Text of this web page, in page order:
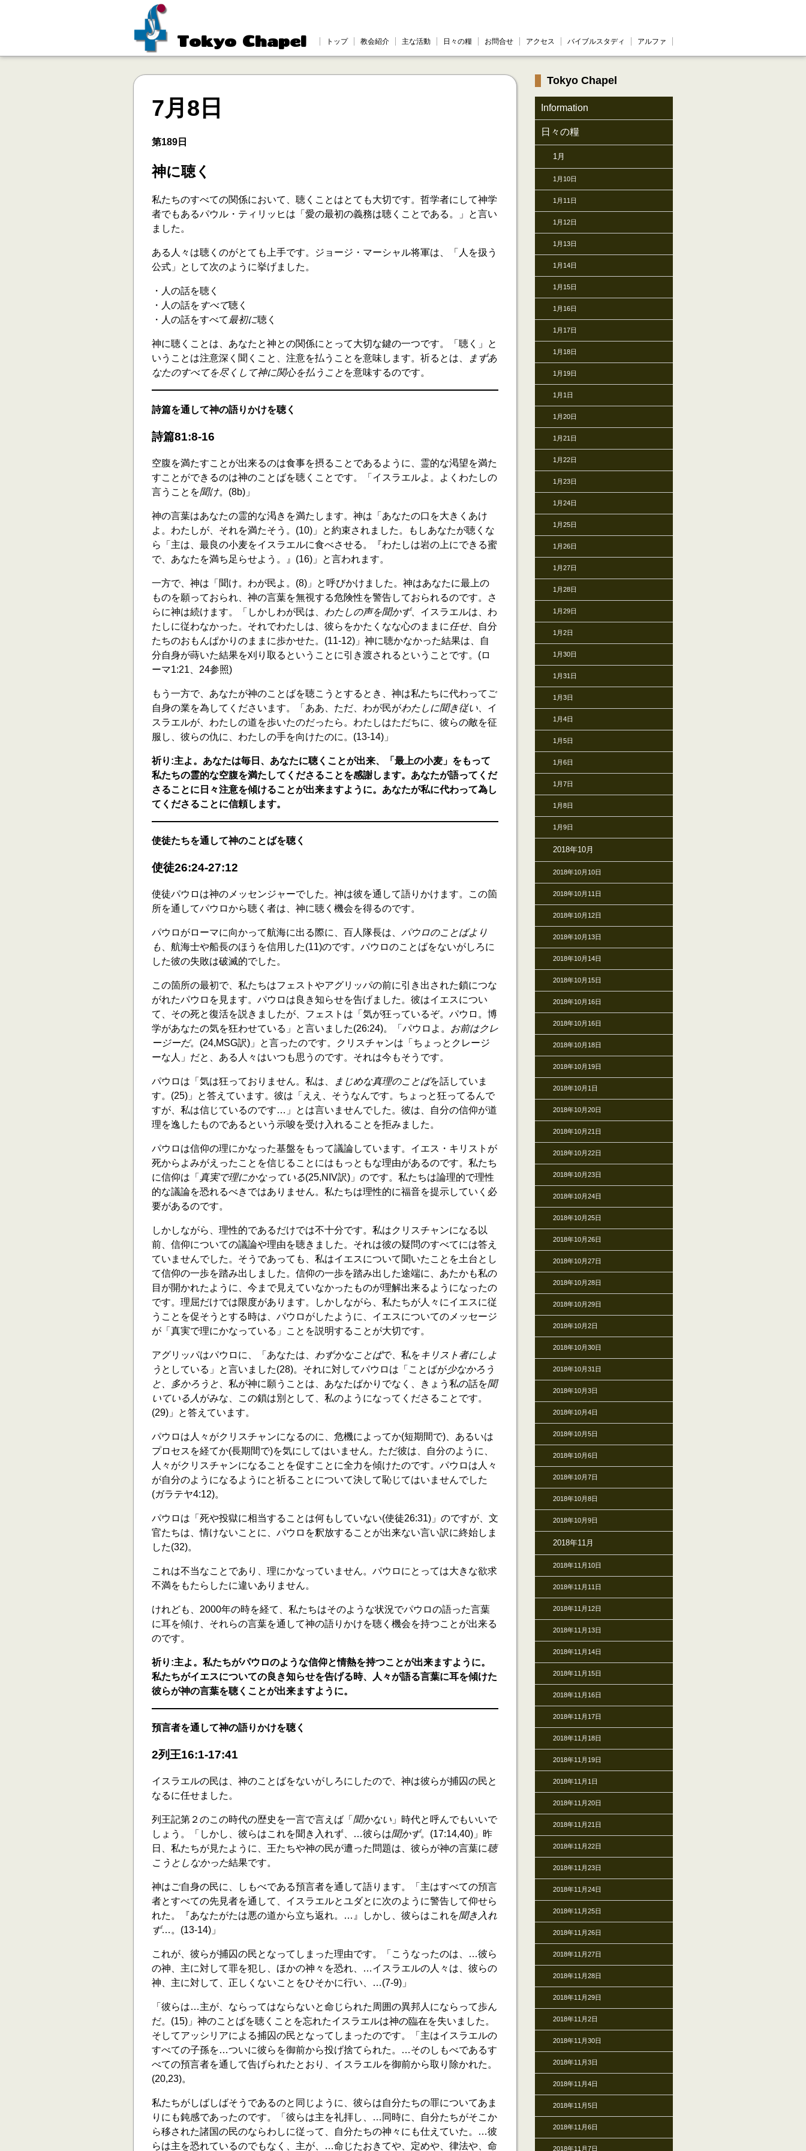
Tokyo Chapel トップ 教会紹介 主な活動 日々の糧 お問合せ アクセス バイブルスタディ アルファ
7月8日
第189日
神に聴く
私たちのすべての関係において、聴くことはとても大切です。哲学者にして神学
者でもあるパウル・ティリッヒは「愛の最初の義務は聴くことである。」と言い
ました。
ある人々は聴くのがとても上手です。ジョージ・マーシャル将軍は、「人を扱う
公式」として次のように挙げました。
・人の話を聴く
・人の話をすべて聴く
・人の話をすべて最初に聴く
神に聴くことは、あなたと神との関係にとって大切な鍵の一つです。「聴く」と
いうことは注意深く聞くこと、注意を払うことを意味します。祈るとは、
まずあ
なたのすべてを尽くして神に関心を払うことを意味するのです。
詩篇を通して神の語りかけを聴く
詩篇81:8-16
空腹を満たすことが出来るのは食事を摂ることであるように、霊的な渇望を満た
すことができるのは神のことばを聴くことです。「イスラエルよ。よくわたしの
言うことを聞け。(8b)」
神の言葉はあなたの霊的な渇きを満たします。神は「あなたの口を大きくあけ
よ。わたしが、それを満たそう。(10)」と約束されました。もしあなたが聴くな
ら「主は、最良の小麦をイスラエルに食べさせる。『わたしは岩の上にできる蜜
で、あなたを満ち足らせよう。』(16)」と言われます。
一方で、神は「聞け。わが民よ。(8)」と呼びかけました。神はあなたに最上の
ものを願っておられ、神の言葉を無視する危険性を警告しておられるのです。さ
らに神は続けます。「しかしわが民は、 わたしの声を聞かず、イスラエルは、わ
たしに従わなかった。それでわたしは、彼らをかたくなな心のままに任せ、自分
たちのおもんぱかりのままに歩かせた。(11-12)」神に聴かなかった結果は、自
分自身が蒔いた結果を刈り取るということに引き渡されるということです。(ロ
ーマ1:21、24参照)
もう一方で、あなたが神のことばを聴こうとするとき、神は私たちに代わってご
自身の業を為してくださいます。「ああ、ただ、わが民がわたしに聞き従い 、イ
スラエルが、わたしの道を歩いたのだったら。わたしはただちに、彼らの敵を征
服し、彼らの仇に、わたしの手を向けたのに。(13-14)」
祈り:主よ。あなたは毎日、あなたに聴くことが出来、「最上の小麦」をもって
私たちの霊的な空腹を満たしてくださることを感謝します。あなたが語ってくだ
さることに日々注意を傾けることが出来ますように。あなたが私に代わって為し
てくださることに信頼します。
使徒たちを通して神のことばを聴く
使徒26:24-27:12
使徒パウロは神のメッセンジャーでした。神は彼を通して語りかけます。この箇
所を通してパウロから聴く者は、神に聴く機会を得るのです。
パウロがローマに向かって航海に出る際に、百人隊長は、 パウロのことばより
も
、航海士や船長のほうを信用した(11)のです。パウロのことばをないがしろに
した彼の失敗は破滅的でした。
この箇所の最初で、私たちはフェストやアグリッパの前に引き出された鎖につな
がれたパウロを見ます。パウロは良き知らせを告げました。彼はイエスについ
て、その死と復活を説きましたが、フェストは「気が狂っているぞ。パウロ。博
学があなたの気を狂わせている」と言いました(26:24)。「パウロよ。
お前はクレ
ージーだ。(24,MSG訳)」と言ったのです。クリスチャンは「ちょっとクレージ
ーな人」だと、ある人々はいつも思うのです。それは今もそうです。
パウロは「気は狂っておりません。私は、 まじめな真理のことばを話していま
す。(25)」と答えています。彼は「ええ、そうなんです。ちょっと狂ってるんで
すが、私は信じているのです…」とは言いませんでした。彼は、自分の信仰が道
理を逸したものであるという示唆を受け入れることを拒みました。
パウロは信仰の理にかなった基盤をもって議論しています。イエス・キリストが
死からよみがえったことを信じることにはもっともな理由があるのです。私たち
に信仰は「 真実で理にかなっている(25,NIV訳)」のです。私たちは論理的で理性
的な議論を恐れるべきではありません。私たちは理性的に福音を提示していく必
要があるのです。
しかしながら、理性的であるだけでは不十分です。私はクリスチャンになる以
前、信仰についての議論や理由を聴きました。それは彼の疑問のすべてには答え
ていませんでした。そうであっても、私はイエスについて聞いたことを土台とし
て信仰の一歩を踏み出しました。信仰の一歩を踏み出した途端に、あたかも私の
目が開かれたように、今まで見えていなかったものが理解出来るようになったの
です。理屈だけでは限度があります。しかしながら、私たちが人々にイエスに従
うことを促そうとする時は、パウロがしたように、イエスについてのメッセージ
が「真実で理にかなっている」ことを説明することが大切です。
アグリッパはパウロに、「あなたは、 わずかなことばで、私をキリスト者にしよ
う としている」と言いました(28)。それに対してパウロは「ことばが少なかろう
と、多かろうと 、私が神に願うことは、あなたばかりでなく、きょう私の話を聞
いている人 がみな、この鎖は別として、私のようになってくださることです。
(29)」と答えています。
パウロは人々がクリスチャンになるのに、危機によってか(短期間で)、あるいは
プロセスを経てか(長期間で)を気にしてはいません。ただ彼は、自分のように、
人々がクリスチャンになることを促すことに全力を傾けたのです。パウロは人々
が自分のようになるようにと祈ることについて決して恥じてはいませんでした
(ガラテヤ4:12)。
パウロは「死や投獄に相当することは何もしていない(使徒26:31)」のですが、文
官たちは、情けないことに、パウロを釈放することが出来ない言い訳に終始しま
した(32)。
これは不当なことであり、理にかなっていません。パウロにとっては大きな欲求
不満をもたらしたに違いありません。
けれども、2000年の時を経て、私たちはそのような状況でパウロの語った言葉
に耳を傾け、それらの言葉を通して神の語りかけを聴く機会を持つことが出来る
のです。
祈り:主よ。私たちがパウロのような信仰と情熱を持つことが出来ますように。
私たちがイエスについての良き知らせを告げる時、人々が語る言葉に耳を傾けた
彼らが神の言葉を聴くことが出来ますように。
預言者を通して神の語りかけを聴く
2列王16:1-17:41
イスラエルの民は、神のことばをないがしろにしたので、神は彼らが捕囚の民と
なるに任せました。
列王記第２のこの時代の歴史を一言で言えば「 聞かない 」時代と呼んでもいいで
しょう。「しかし、彼らはこれを聞き入れず、…彼らは聞かず。(17:14,40)」昨
日、私たちが見たように、王たちや神の民が遭った問題は、彼らが神の言葉に聴
こうとしなかった結果です。
神はご自身の民に、しもべである預言者を通して語ります。「主はすべての預言
者とすべての先見者を通して、イスラエルとユダとに次のように警告して仰せら
れた。『あなたがたは悪の道から立ち返れ。…』しかし、彼らはこれを聞き入れ
ず…。(13-14)」
これが、彼らが捕囚の民となってしまった理由です。「こうなったのは、…彼ら
の神、主に対して罪を犯し、ほかの神々を恐れ、…イスラエルの人々は、彼らの
神、主に対して、正しくないことをひそかに行い、…(7-9)」
「彼らは…主が、ならってはならないと命じられた周囲の異邦人にならって歩ん
だ。(15)」神のことばを聴くことを忘れたイスラエルは神の臨在を失いました。
そしてアッシリアによる捕囚の民となってしまったのです。「主はイスラエルの
すべての子孫を…ついに彼らを御前から投げ捨てられた。…そのしもべであるす
べての預言者を通して告げられたとおり、イスラエルを御前から取り除かれた。
(20,23)。
私たちがしばしばそうであるのと同じように、彼らは自分たちの罪についてあま
りにも鈍感であったのです。「彼らは主を礼拝し、…同時に、自分たちがそこか
ら移された諸国の民のならわしに従って、自分たちの神々にも仕えていた。…彼
らは主を恐れているのでもなく、主が、…命じたおきてや、定めや、律法や、命
Tokyo Chapel
Information
日々の糧
1月
1月10日
1月11日
1月12日
1月13日
1月14日
1月15日
1月16日
1月17日
1月18日
1月19日
1月1日
1月20日
1月21日
1月22日
1月23日
1月24日
1月25日
1月26日
1月27日
1月28日
1月29日
1月2日
1月30日
1月31日
1月3日
1月4日
1月5日
1月6日
1月7日
1月8日
1月9日
2018年10月
2018年10月10日
2018年10月11日
2018年10月12日
2018年10月13日
2018年10月14日
2018年10月15日
2018年10月16日
2018年10月16日
2018年10月18日
2018年10月19日
2018年10月1日
2018年10月20日
2018年10月21日
2018年10月22日
2018年10月23日
2018年10月24日
2018年10月25日
2018年10月26日
2018年10月27日
2018年10月28日
2018年10月29日
2018年10月2日
2018年10月30日
2018年10月31日
2018年10月3日
2018年10月4日
2018年10月5日
2018年10月6日
2018年10月7日
2018年10月8日
2018年10月9日
2018年11月
2018年11月10日
2018年11月11日
2018年11月12日
2018年11月13日
2018年11月14日
2018年11月15日
2018年11月16日
2018年11月17日
2018年11月18日
2018年11月19日
2018年11月1日
2018年11月20日
2018年11月21日
2018年11月22日
2018年11月23日
2018年11月24日
2018年11月25日
2018年11月26日
2018年11月27日
2018年11月28日
2018年11月29日
2018年11月2日
2018年11月30日
2018年11月3日
2018年11月4日
2018年11月5日
2018年11月6日
2018年11月7日